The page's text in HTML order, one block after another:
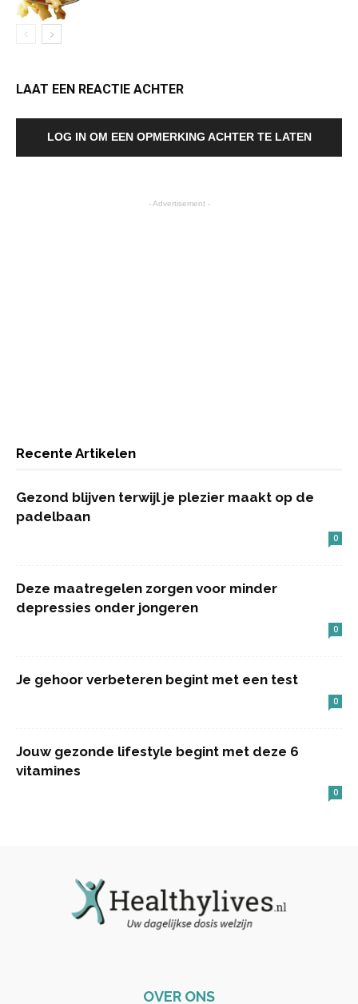
LAAT EEN REACTIE ACHTER
LOG IN OM EEN OPMERKING ACHTER TE LATEN
- Advertisement -
Recente Artikelen
Gezond blijven terwijl je plezier maakt op de
padelbaan
0
Deze maatregelen zorgen voor minder
depressies onder jongeren
0
Je gehoor verbeteren begint met een test
0
Jouw gezonde lifestyle begint met deze 6
vitamines
0
OVER ONS